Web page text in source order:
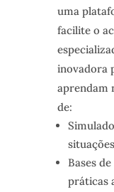
uma
facilite o
inovadora
aprendam
de:
Bases
práticas